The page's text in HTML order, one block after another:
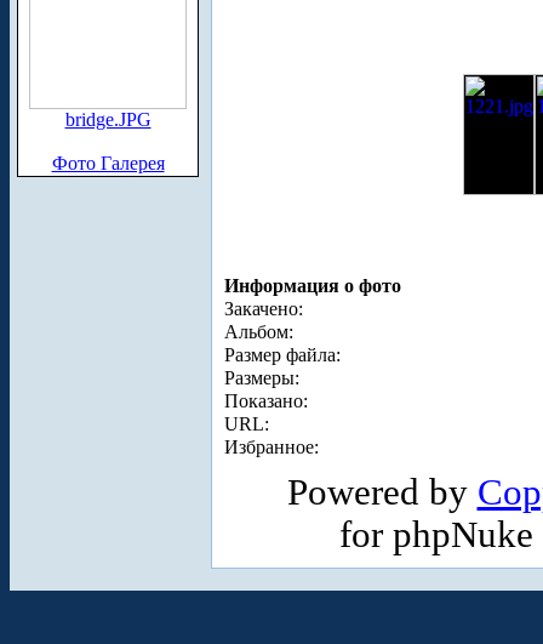
bridge.JPG
Фото Галерея
Информация о фото
Закачено:
Альбом:
Размер файла:
Размеры:
Показано:
URL:
Избранное:
Powered by
for